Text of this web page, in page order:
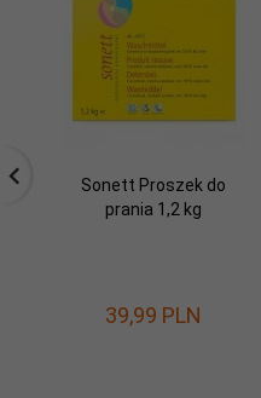
Sonett Proszek do
prania 1,2 kg
39,99 PLN